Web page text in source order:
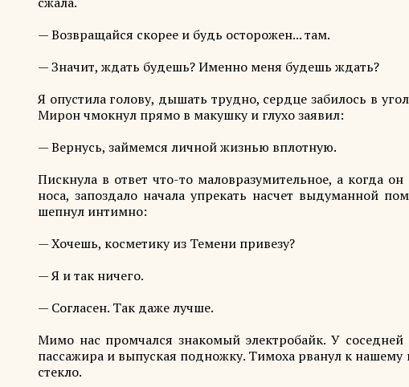
— Возвращайся скорее и будь осторожен... там.
— Значит, ждать будешь? Именно меня будешь ждать?
Я опустила голову, дышать трудно, сердце забилось в
Мирон чмокнул прямо в макушку и глухо заявил:
— Вернусь, займемся личной жизнью вплотную.
Пискнула в ответ что-то маловразумительное, а когда
носа, запоздало начала упрекать насчет выдуманной
шепнул интимно:
— Хочешь, косметику из Темени привезу?
— Я и так ничего.
— Согласен. Так даже лучше.
Мимо нас промчался знакомый электробайк. У соседней
пассажира и выпуская подножку. Тимоха рванул к
стекло.